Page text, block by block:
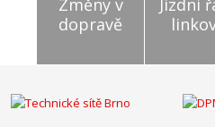
Změny v
dopravě
Jízdní